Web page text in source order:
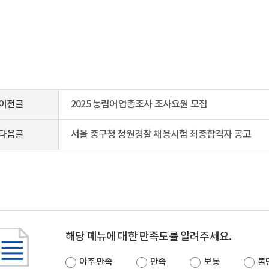
전글 2025 농림어업총조사 조사요원 모집
음글 서울 중구청 청원경찰 채용시험 최종합격자 공고
해당 메뉴에 대한 만족도를 알려주세요.
아주 만족 만족 보통 불